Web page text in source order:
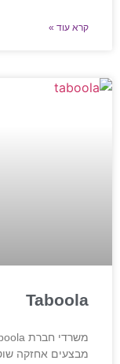
קרא עוד »
Taboola